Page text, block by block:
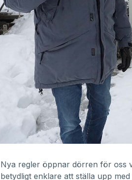
Nya regler öppnar dörren för oss
betydligt enklare att ställa upp